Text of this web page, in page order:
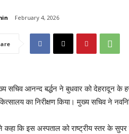
February 4, 2026
सचिव आनन्द बर्द्धन ने बुधवार को देहरादून के
का निरीक्षण किया। मुख्य सचिव ने
कहा कि इस अस्पताल को राष्ट्रीय स्तर के